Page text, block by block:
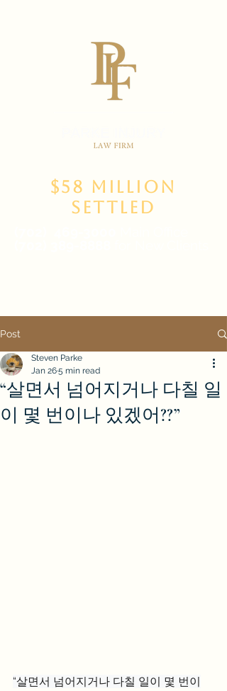
$58 Million
Settled
Post
“살면서 넘어지거나 다칠 일
이 몇 번이나 있겠어??”
Steven Parke
Jan 265 min read
“살면서 넘어지거나 다칠 일이 몇 번이